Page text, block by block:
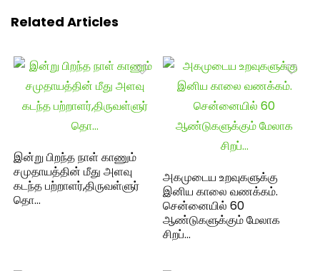
Related Articles
இன்று பிறந்த நாள் காணும்
சமுதாயத்தின் மீது அளவு
கடந்த பற்றாளர்,திருவள்ளுர்
தொ…
அகமுடைய உறவுகளுக்கு
இனிய காலை வணக்கம்.
சென்னையில் 60
ஆண்டுகளுக்கும் மேலாக
சிறப்…